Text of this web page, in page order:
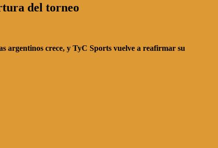
del torneo
argentinos crece, y TyC Sports vuelve a reafirmar su